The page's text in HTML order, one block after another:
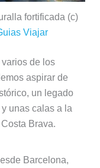
fortificada (c)
Viajar
de los
aspirar de
un legado
unas calas a la
Brava.
Barcelona,